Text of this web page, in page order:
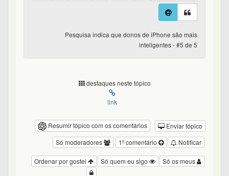
Pesquisa indica que donos de iPhone são mais
inteligentes - #5 de 5
destaques neste tópico
link
Resumir tópico com os comentários
Enviar tópico
Notificar
1º comentário
Só moderadores
Só os meus
Só quem eu sigo
Ordenar por gostei